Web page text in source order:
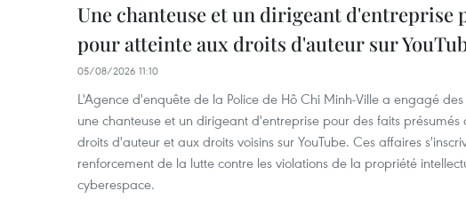
Une chanteuse et un dirigeant d'entreprise
pour atteinte aux droits d'auteur sur
05/08/2026 11:10
L'Agence d'enquête de la Police de Hô Chi Minh-Ville a engagé
une chanteuse et un dirigeant d'entreprise pour des faits
droits d'auteur et aux droits voisins sur YouTube. Ces affaires
renforcement de la lutte contre les violations de la propriété
cyberespace.